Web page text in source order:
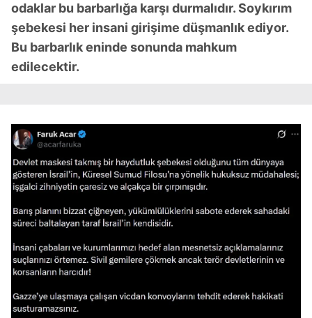
odaklar bu barbarlığa karşı durmalıdır. Soykırım
şebekesi her insani girişime düşmanlık ediyor.
Bu barbarlık eninde sonunda mahkum
edilecektir.